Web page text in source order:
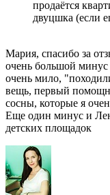
продаётся
двуцшка (если
Мария, спасибо за
очень большой
очень мило,
вещь, первый
сосны, которые я
Еще один минус и
детских площадок